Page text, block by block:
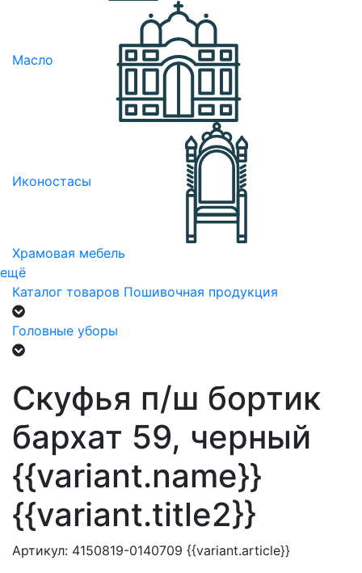
Масло
Иконостасы
Храмовая мебель
ещё
Каталог товаров Пошивочная продукция
Головные уборы
Скуфья п/ш бортик
бархат 59, черный
{{variant.name}}
{{variant.title2}}
Артикул: 4150819-0140709 {{variant.article}}